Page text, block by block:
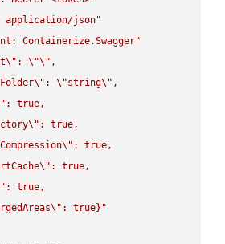
application/json"
Containerize.Swagger"
\" : \"\" ,
\" : \"string\" ,
: true,
\" : true,
\" : true,
\" : true,
: true,
\" : true}"